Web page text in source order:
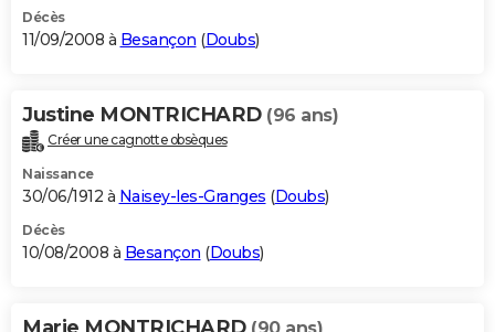
Décès
11/09/2008 à Besançon (Doubs)
Justine MONTRICHARD (96 ans)
Créer une cagnotte obsèques
Naissance
30/06/1912 à Naisey-les-Granges (Doubs)
Décès
10/08/2008 à Besançon (Doubs)